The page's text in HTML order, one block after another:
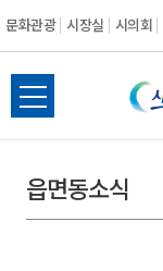
문화관광 시장실 시의회
전
체
뉴
열
읍면동소식